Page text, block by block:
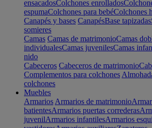
ensacadosColchones enrollados
espumaColchones para bebéColchones
Canapés y bases CanapésBase tapizadas
somieres
Camas Camas de matrimonioCamas
individualesCamas juvenilesCamas
nido
Cabeceros Cabeceros de matrimonio
Complementos para colchones
colchones
Muebles
Armarios Armarios de matrimonio
batientesArmarios puertas correderas
juvenilArmarios infantilesArmarios